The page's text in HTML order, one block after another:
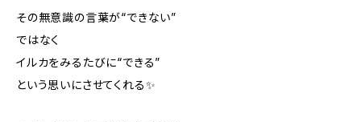
その無意識の言葉が“できない”
ではなく
イルカをみるたびに“できる”
という思いにさせてくれる✨️